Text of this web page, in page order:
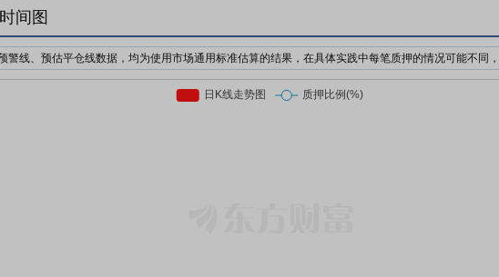
间图
警线、预估平仓线数据，均为使用市场通用标准估算的结果，在具体实践中每笔质押的情况可能不同，
构为了防止股价下跌对自己的利益造成损失，对质押个股的股价设置预警价格与强制平仓价格。
日收盘价前复权*质押率*预警线比例